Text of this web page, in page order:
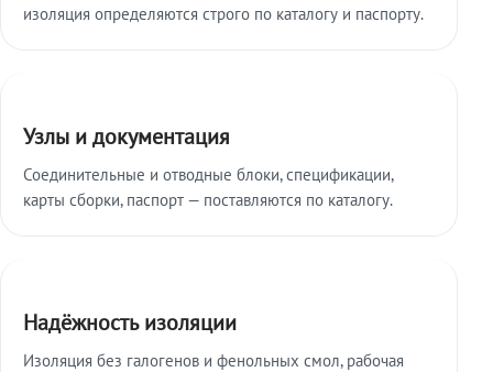
изоляция определяются строго по каталогу и паспорту.
Узлы и документация
Соединительные и отводные блоки, спецификации,
карты сборки, паспорт — поставляются по каталогу.
Надёжность изоляции
Изоляция без галогенов и фенольных смол, рабочая